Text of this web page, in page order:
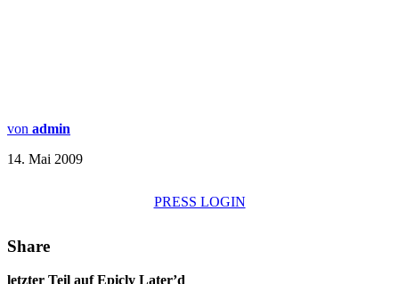
von admin
14. Mai 2009
PRESS LOGIN
Share
letzter Teil auf Epicly Later’d